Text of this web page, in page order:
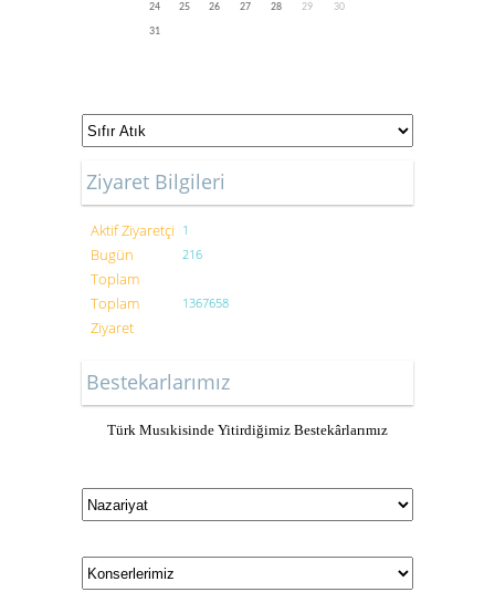
24
25 26 27 28 29
30
31
Ziyaret Bilgileri
Aktif Ziyaretçi 1
Bugün
Toplam
216
Toplam
Ziyaret
1367658
Bestekarlarımız
Türk Musıkisinde Yitirdiğimiz Bestekârlarımız